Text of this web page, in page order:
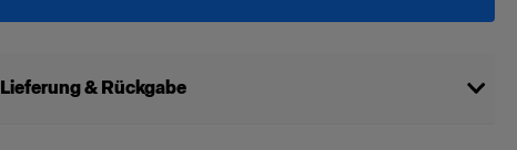
Lieferung & Rückgabe